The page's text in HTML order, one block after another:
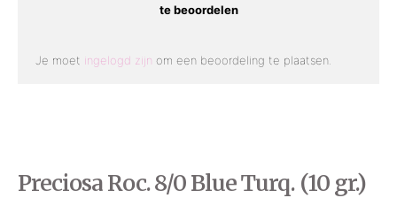
Preciosa Roc. 8/0 Blue Turq. (10 gr.)
te beoordelen
Je moet ingelogd zijn om een beoordeling te plaatsen.